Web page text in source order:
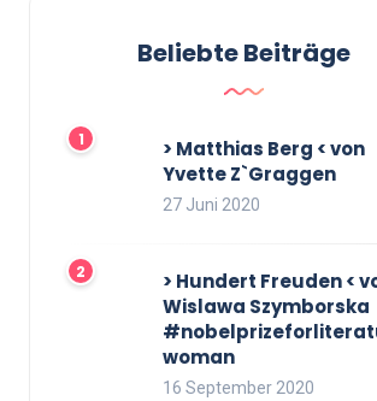
Beliebte Beiträge
> Matthias Berg < von
Yvette Z`Graggen
27 Juni 2020
> Hundert Freuden <
Wislawa Szymborska
woman
16 September 2020